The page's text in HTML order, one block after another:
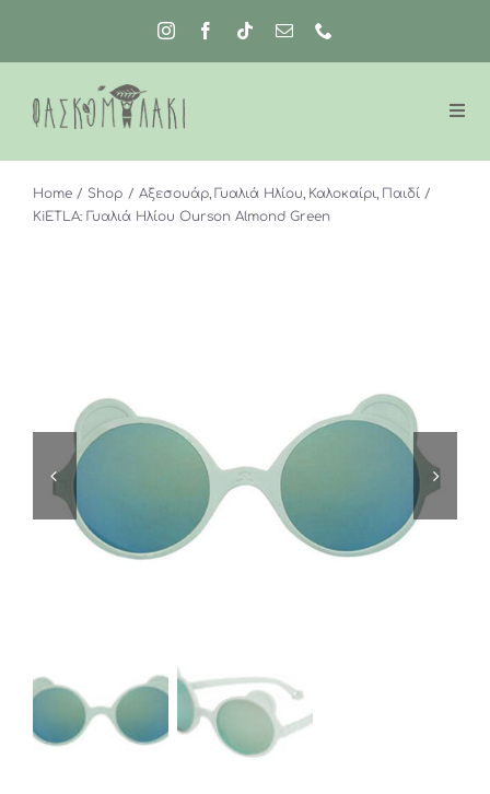
περιεχόμενο
Home Shop Αξεσουάρ Γυαλιά Ηλίου Καλοκαίρι Παιδί
KiETLA: Γυαλιά Ηλίου Ourson Almond Green